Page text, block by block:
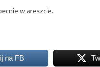
w areszcie.
na FB